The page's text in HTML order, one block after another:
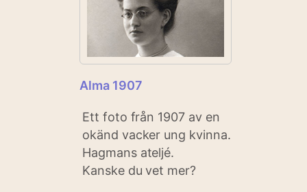
Alma 1907
Ett foto från 1907 av en
okänd vacker ung kvinna.
Hagmans ateljé.
Kanske du vet mer?